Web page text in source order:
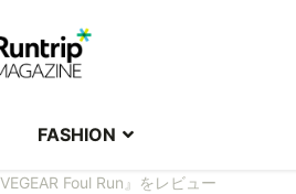
FASHION
Foul Run』をレビュー